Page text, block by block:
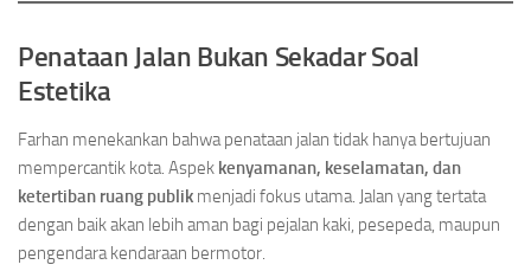
Penataan Jalan Bukan Sekadar Soal
Estetika
Farhan menekankan bahwa penataan jalan tidak hanya bertujuan
mempercantik kota. Aspek kenyamanan, keselamatan, dan
ketertiban ruang publik menjadi fokus utama. Jalan yang tertata
dengan baik akan lebih aman bagi pejalan kaki, pesepeda, maupun
pengendara kendaraan bermotor.